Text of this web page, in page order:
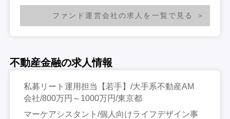
ファンド運営会社の求人を一覧で見る
不動産金融の求人情報
私募リート運用担当【若手】/大手系不動産AM
会社/800万円～1000万円/東京都
マーケアシスタント/個人向けライフデザイン事